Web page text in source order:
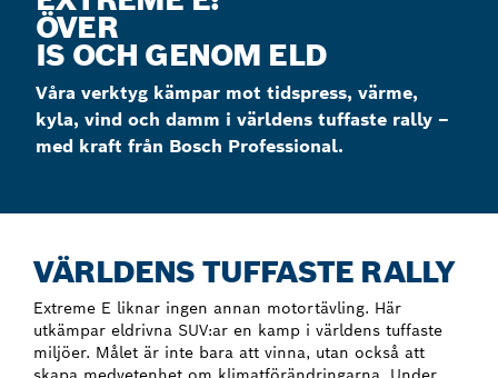
ÖVER
IS OCH GENOM ELD
Våra verktyg kämpar mot tidspress, värme,
kyla, vind och damm i världens tuffaste rally –
med kraft från Bosch Professional.
VÄRLDENS TUFFASTE RALLY
Extreme E liknar ingen annan motortävling. Här
utkämpar eldrivna SUV:ar en kamp i världens tuffaste
miljöer. Målet är inte bara att vinna, utan också att